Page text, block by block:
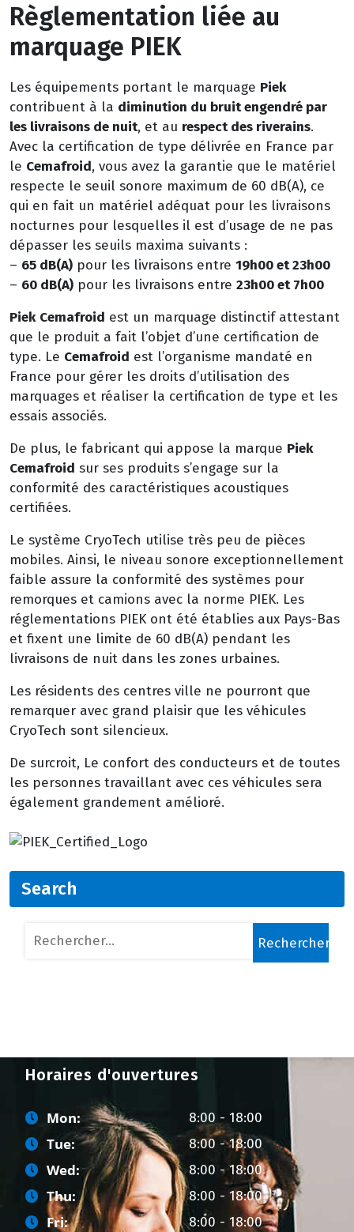
Règlementation liée au
marquage PIEK
Les équipements portant le marquage Piek
contribuent à la diminution du bruitengendré par
les livraisons de nuit, et au respect des riverains.
Avec la certification de type délivrée en France par
le Cemafroid, vous avez la garantie que le matériel
respecte le seuil sonore maximum de 60 dB(A), ce
qui en fait un matériel adéquat pour les livraisons
nocturnes pour lesquelles il est d’usage de ne pas
dépasser les seuils maxima suivants :
– 65 dB(A) pour les livraisons entre 19h00 et 23h00
– 60 dB(A) pour les livraisons entre 23h00 et 7h00
Piek Cemafroid est un marquage distinctif attestant
que le produit a fait l’objet d’une certification de
type. Le Cemafroid est l’organisme mandaté en
France pour gérer les droits d’utilisation des
marquages et réaliser la certification de type et les
essais associés.
De plus, le fabricant qui appose la marque Piek
Cemafroid sur ses produits s’engage sur la
conformité des caractéristiques acoustiques
certifiées.
Le système CryoTech utilise très peu de pièces
mobiles. Ainsi, le niveau sonore exceptionnellement
faible assure la conformité des systèmes pour
remorques et camions avec la norme PIEK. Les
réglementations PIEK ont été établies aux Pays-Bas
et fixent une limite de 60 dB(A) pendant les
livraisons de nuit dans les zones urbaines.
Les résidents des centres ville ne pourront que
remarquer avec grand plaisir que les véhicules
CryoTech sont silencieux.
De surcroit, Le confort des conducteurs et de toutes
les personnes travaillant avec ces véhicules sera
également grandement amélioré.
Search
Rechercher :
Horaires d'ouvertures
Mon: 8:00 - 18:00
Tue: 8:00 - 18:00
Wed: 8:00 - 18:00
Thu: 8:00 - 18:00
Fri: 8:00 - 18:00